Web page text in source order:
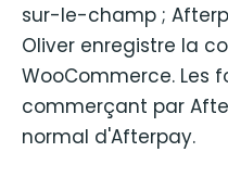
sur-le-champ ;
Oliver enregistre la
WooCommerce. Les
commerçant par
normal d'Afterpay.